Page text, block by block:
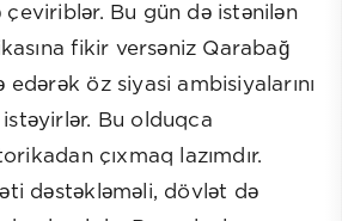
Bu gün də istənilən
fikir versəniz Qarabağ
edərək öz siyasi ambisiyalarını
Bu olduqca
çıxmaq lazımdır.
dəstəkləməli, dövlət də